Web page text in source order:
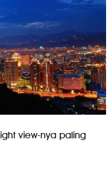
view-nya paling